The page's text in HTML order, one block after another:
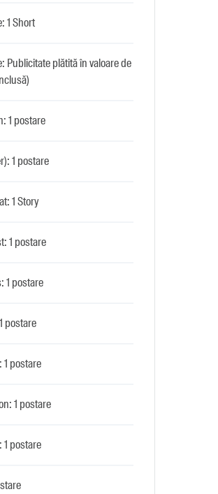
1 Short
Publicitate plătită în valoare de
1 postare
1 postare
1 Story
1 postare
1 postare
postare
1 postare
1 postare
1 postare